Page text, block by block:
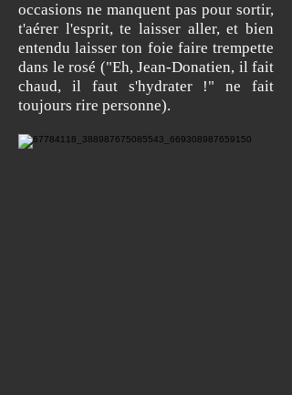
occasions ne manquent pas pour sortir,
t'aérer l'esprit, te laisser aller, et bien
entendu laisser ton foie faire trempette
dans le rosé ("Eh, Jean-Donatien, il fait
chaud, il faut s'hydrater !" ne fait
toujours rire personne).